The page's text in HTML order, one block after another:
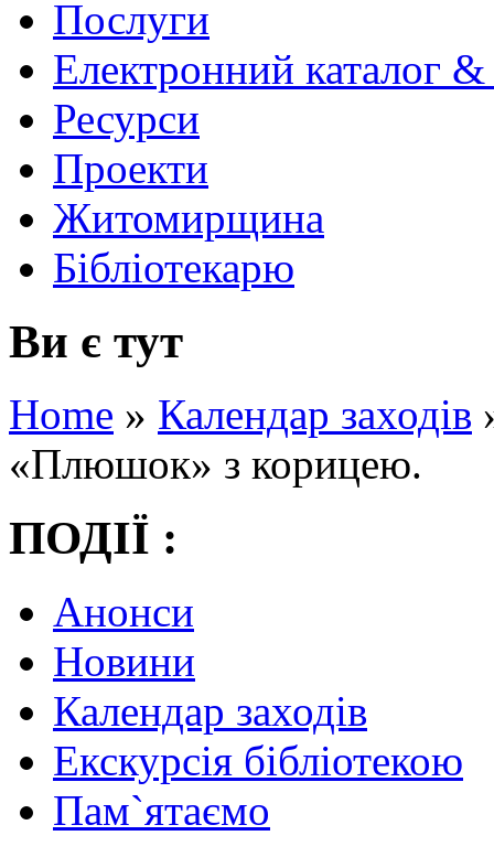
Послуги
Електронний каталог
Ресурси
Проекти
Житомирщина
Бібліотекарю
Ви є тут
Home » Календар заходів
«Плюшок» з корицею.
ПОДІЇ :
Анонси
Новини
Календар заходів
Екскурсія бібліотекою
Пам`ятаємо